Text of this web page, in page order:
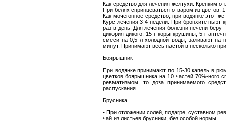
Как средство для лечения желтухи. Крепким
При белях спринцеваться отваром из цветов:
Как мочегонное средство, при водянке этот
Курс лечения 3-4 недели. При бронхите пьют
раз в день. Для лечения болезни печени
цикория дикого, 15 г коры крушины, 5 г
смеси на 0,5 л холодной воды, заливают на
минут. Принимают весь настой в несколько
Боярышник
При водянке принимают по 15-30 капель в
цветков боярышника на 10 частей 70%-ного
ревматизмом, то доза принимаемого
распускания.
Брусника
• При отложении солей, подагре, суставном
чай из листьев брусники, без особой нормы.